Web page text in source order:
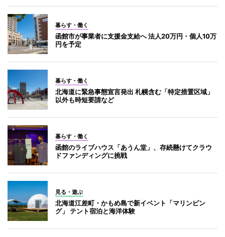
暮らす・働く
函館市が事業者に支援金支給へ 法人20万円・個人10万
円を予定
暮らす・働く
北海道に緊急事態宣言発出 札幌含む「特定措置区域」
以外も時短要請など
暮らす・働く
函館のライブハウス「あうん堂」、存続懸けてクラウ
ドファンディングに挑戦
見る・遊ぶ
北海道江差町・かもめ島で新イベント「マリンピン
グ」 テント宿泊と海洋体験